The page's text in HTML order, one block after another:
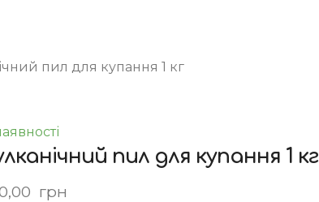
пил для купання 1 кг
пил для купання 1 кг
грн